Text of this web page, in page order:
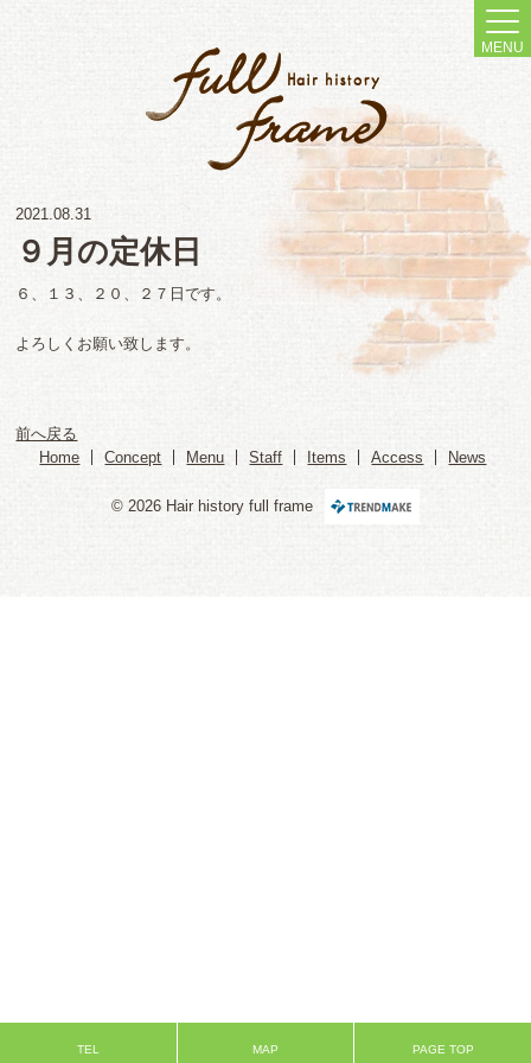
MENU
2021.08.31
９月の定休日
６、１３、２０、２７日です。
よろしくお願い致します。
前へ戻る
Home
Concept Menu Staff Items Access News
© 2026 Hair history full frame
TEL MAP PAGE TOP